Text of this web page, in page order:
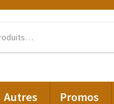
Autres Promos